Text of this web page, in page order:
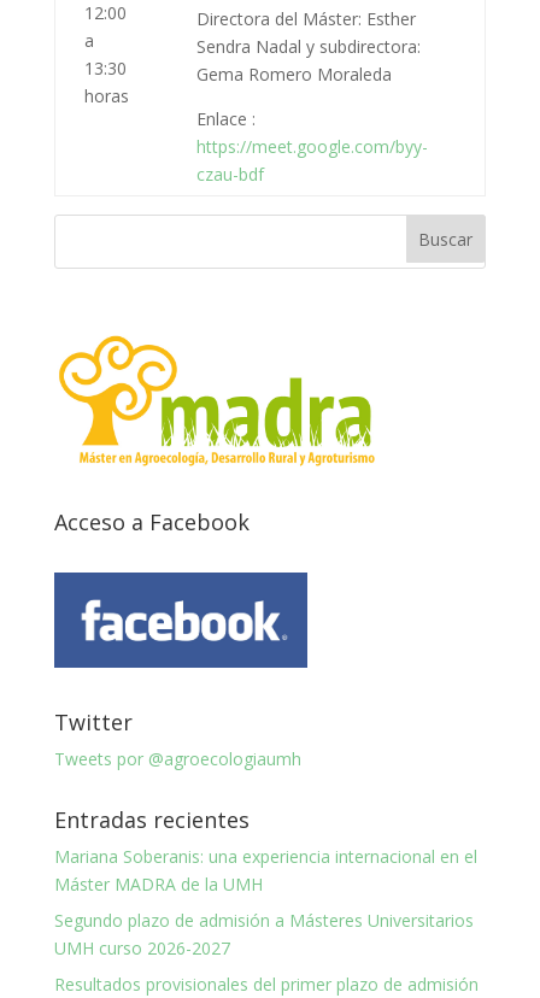
12:00
a
13:30
horas
Directora del Máster: Esther
Sendra Nadal y subdirectora:
Gema Romero Moraleda
Enlace :
https://meet.google.com/byy-
czau-bdf
Acceso a Facebook
Twitter
Tweets por @agroecologiaumh
Entradas recientes
Mariana Soberanis: una experiencia internacional en el
Máster MADRA de la UMH
Segundo plazo de admisión a Másteres Universitarios
UMH curso 2026-2027
Resultados provisionales del primer plazo de admisión